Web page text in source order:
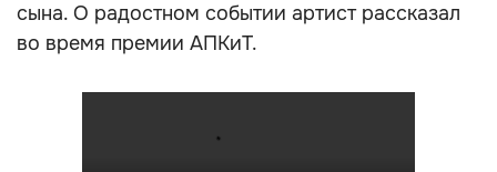
сына. О радостном событии артист рассказал
во время премии АПКиТ.